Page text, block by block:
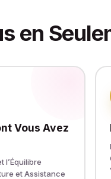
en
Vous Avez
l’Équilibre
et Assistance